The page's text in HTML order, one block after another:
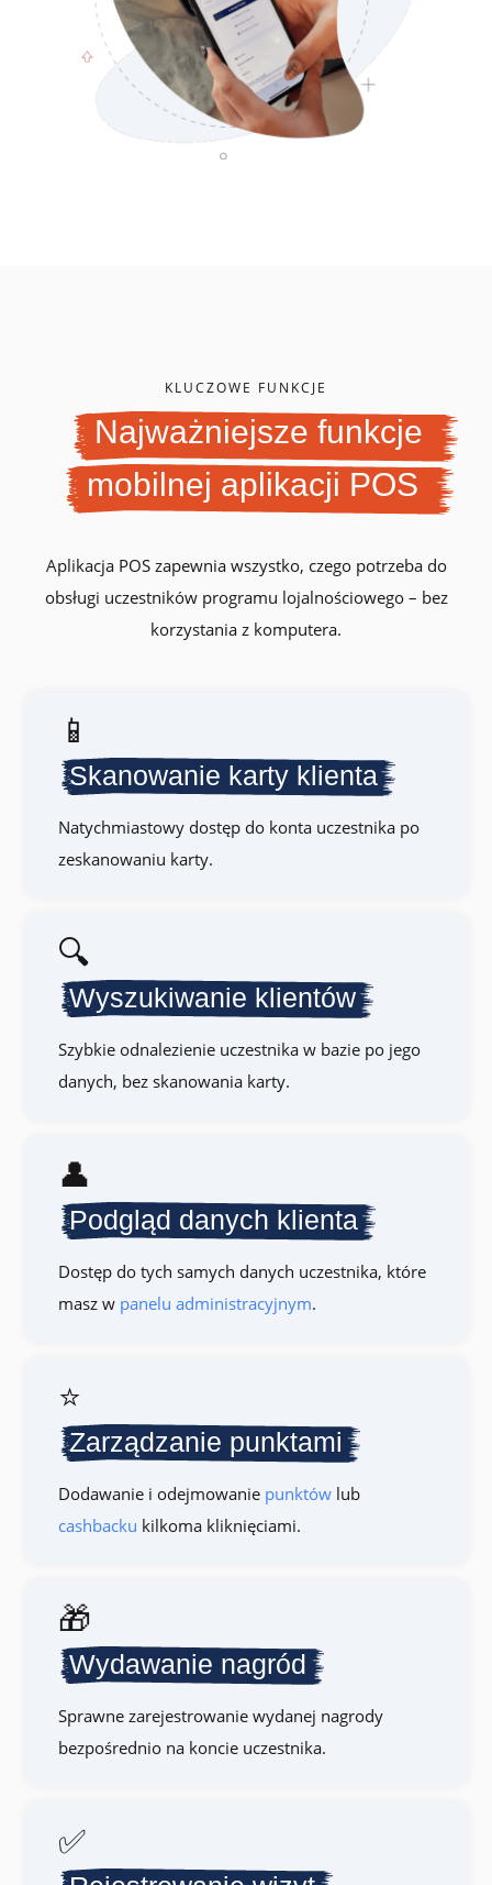
KLUCZOWE FUNKCJE
Najważniejsze funkcje
mobilnej aplikacji POS
Aplikacja POS zapewnia wszystko, czego potrzeba do
obsługi uczestników programu lojalnościowego – bez
korzystania z komputera.
📱
Skanowanie karty klienta
Natychmiastowy dostęp do konta uczestnika po
zeskanowaniu karty.
🔍
Wyszukiwanie klientów
Szybkie odnalezienie uczestnika w bazie po jego
danych, bez skanowania karty.
👤
Podgląd danych klienta
Dostęp do tych samych danych uczestnika, które
masz w panelu administracyjnym.
⭐️
Zarządzanie punktami
Dodawanie i odejmowanie punktówlub
cashbacku kilkoma kliknięciami.
🎁
Wydawanie nagród
Sprawne zarejestrowanie wydanej nagrody
bezpośrednio na koncie uczestnika.
✅